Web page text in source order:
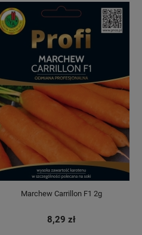
Marchew Carrillon F1 2g
8,29 zł